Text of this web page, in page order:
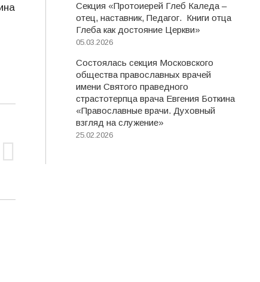
Секция «Протоиерей Глеб Каледа –
отец, наставник, Педагог. Книги отца
Глеба как достояние Церкви»
05.03.2026
Состоялась секция Московского
общества православных врачей
имени Святого праведного
страстотерпца врача Евгения Боткина
«Православные врачи. Духовный
взгляд на служение»
25.02.2026